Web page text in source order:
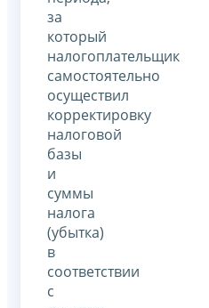
за
который
налогоплательщик
самостоятельно
осуществил
корректировку
налоговой
базы
и
суммы
налога
(убытка)
в
соответствии
с